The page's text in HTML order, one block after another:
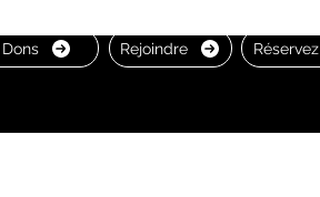
Dons Rejoindre Réservez